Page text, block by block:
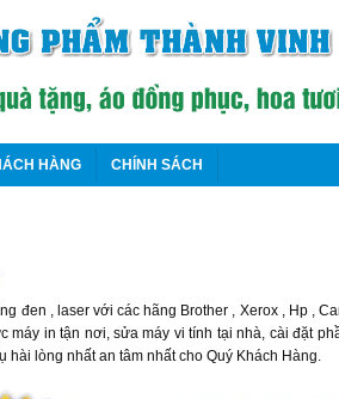
HÀNG CHÍNH SÁCH
đen , laser với các hãng Brother , Xerox , Hp ,
in tận nơi, sửa máy vi tính tại nhà, cài đặt
hài lòng nhất an tâm nhất cho Quý Khách Hàng.